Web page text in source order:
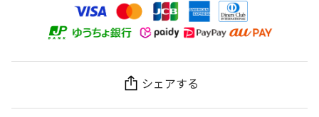
シェアする